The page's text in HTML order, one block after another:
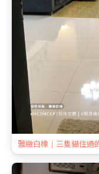
雅緻白橡｜三隻貓住過